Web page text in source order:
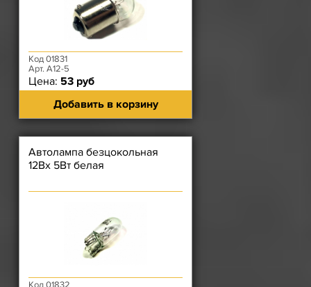
Код 01831
Арт. А12-5
Цена: 53 руб
Добавить в корзину
Автолампа безцокольная
12Вх 5Вт белая